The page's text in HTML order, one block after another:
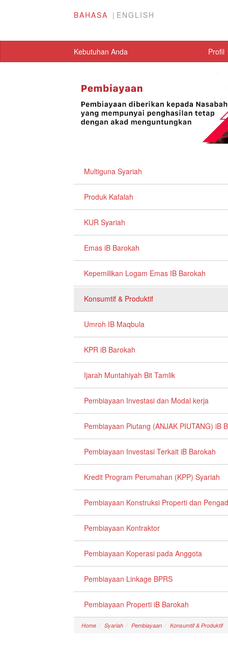
BAHASA ENGLISH
Kebutuhan Anda Profil
Multiguna Syariah
Produk Kafalah
KUR Syariah
Emas iB Barokah
Kepemilikan Logam Emas IB Barokah
Konsumtif & Produktif
Umroh IB Maqbula
KPR iB Barokah
Ijarah Muntahiyah Bit Tamlik
Pembiayaan Investasi dan Modal kerja
Pembiayaan Piutang (ANJAK PIUTANG) iB
Pembiayaan Investasi Terkait iB Barokah
Kredit Program Perumahan (KPP) Syariah
Pembiayaan Konstruksi Properti dan
Pembiayaan Kontraktor
Pembiayaan Koperasi pada Anggota
Pembiayaan Linkage BPRS
Pembiayaan Properti iB Barokah
Home Syariah Pembiayaan Konsumtif & Produktif